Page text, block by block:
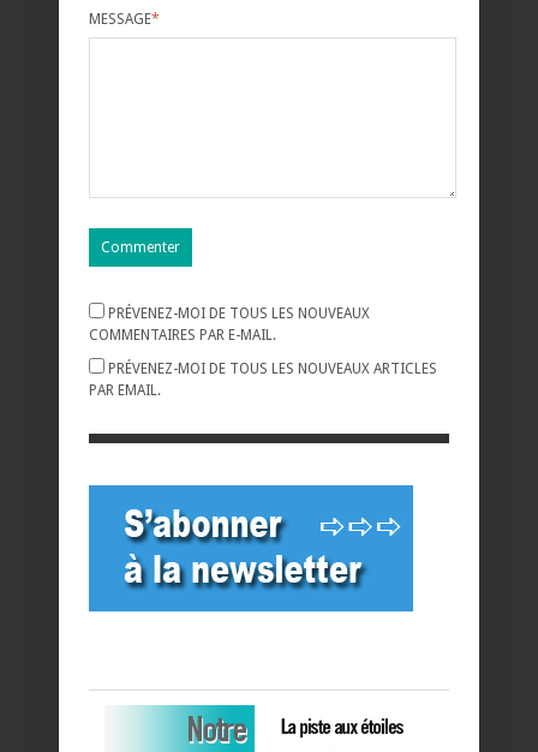
MESSAGE*
PRÉVENEZ-MOI DE TOUS LES NOUVEAUX
COMMENTAIRES PAR E-MAIL.
PRÉVENEZ-MOI DE TOUS LES NOUVEAUX ARTICLES
PAR EMAIL.